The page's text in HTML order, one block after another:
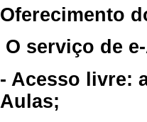
Oferecimento
O serviço de
- Acesso livre:
Aulas;